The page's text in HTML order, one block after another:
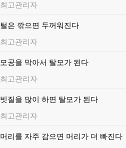
최고관리자
털은 깎으면 두꺼워진다
최고관리자
모공을 막아서 탈모가 된다
최고관리자
빗질을 많이 하면 탈모가 된다
최고관리자
머리를 자주 감으면 머리가 더 빠진다